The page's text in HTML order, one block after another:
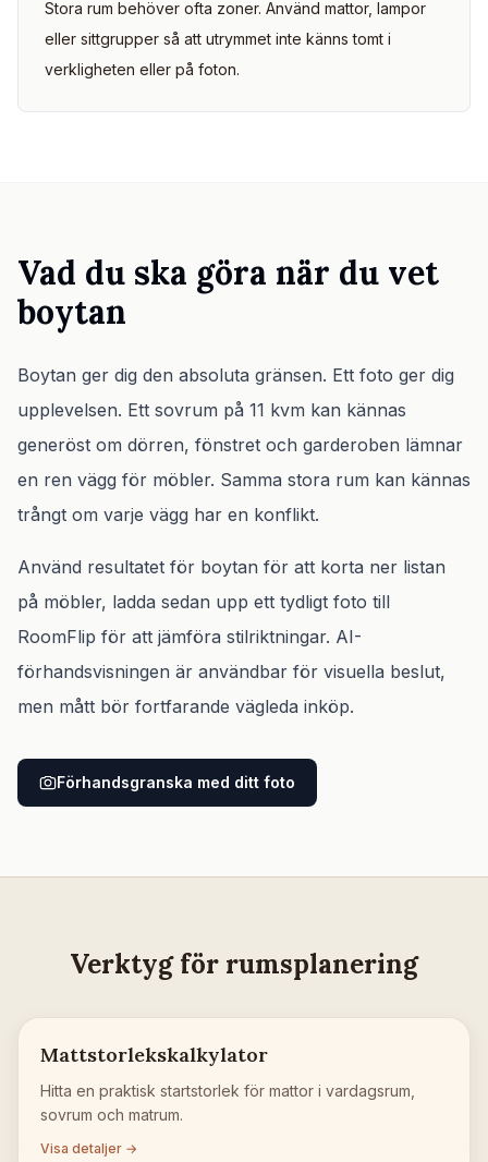
Stora rum behöver ofta zoner. Använd mattor, lampor
eller sittgrupper så att utrymmet inte känns tomt i
verkligheten eller på foton.
Vad du ska göra när du vet
boytan
Boytan ger dig den absoluta gränsen. Ett foto ger dig
upplevelsen. Ett sovrum på 11 kvm kan kännas
generöst om dörren, fönstret och garderoben lämnar
en ren vägg för möbler. Samma stora rum kan kännas
trångt om varje vägg har en konflikt.
Använd resultatet för boytan för att korta ner listan
på möbler, ladda sedan upp ett tydligt foto till
RoomFlip för att jämföra stilriktningar. AI-
förhandsvisningen är användbar för visuella beslut,
men mått bör fortfarande vägleda inköp.
Förhandsgranska med ditt foto
Verktyg för rumsplanering
Mattstorlekskalkylator
Hitta en praktisk startstorlek för mattor i vardagsrum,
sovrum och matrum.
Visa detaljer →